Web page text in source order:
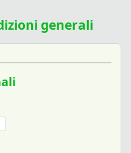
generali